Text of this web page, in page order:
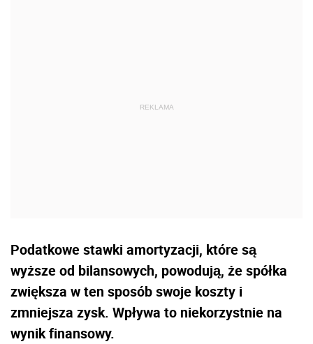
Podatkowe stawki amortyzacji, które są
wyższe od bilansowych, powodują, że spółka
zwiększa w ten sposób swoje koszty i
zmniejsza zysk. Wpływa to niekorzystnie na
wynik finansowy.